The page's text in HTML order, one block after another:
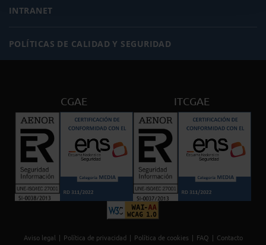
INTRANET
POLÍTICAS DE CALIDAD Y SEGURIDAD
CGAE ITCGAE
Aviso legal Política de privacidad Política de cookies FAQ Contacto